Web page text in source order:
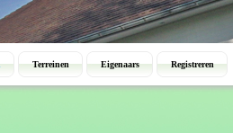
Terreinen Eigenaars Registreren